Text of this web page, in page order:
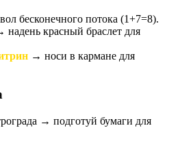
бесконечного потока (1+7=8).
надень красный браслет для
→ носи в кармане для
→ подготуй бумаги для